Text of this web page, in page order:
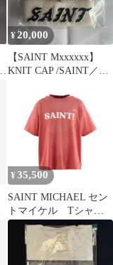
¥20,000
【SAINT Mxxxxxx】
KNIT CAP /SAINT／新
¥ 35,500
SAINT MICHAEL セン
トマイケル Tシャツ
貴重Lサイズ 25ss